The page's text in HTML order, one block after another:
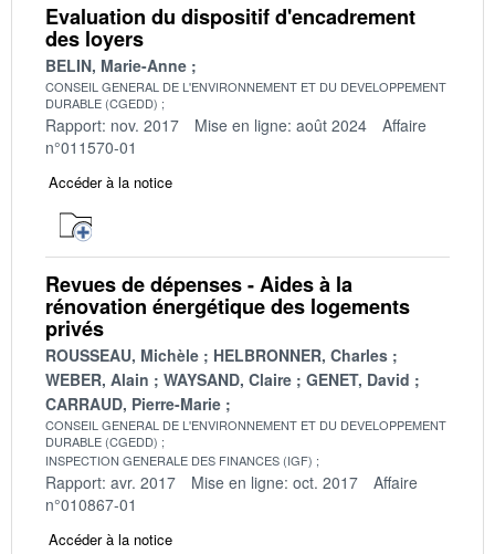
Evaluation du dispositif d'encadrement
des loyers
BELIN, Marie-Anne
CONSEIL GENERAL DE L'ENVIRONNEMENT ET DU DEVELOPPEMENT
DURABLE (CGEDD)
Rapport: nov. 2017 Mise en ligne: août 2024
Affaire
n°011570-01
Accéder à la notice
Revues de dépenses - Aides à la
rénovation énergétique des logements
privés
ROUSSEAU, Michèle
HELBRONNER, Charles
WEBER, Alain
WAYSAND, Claire
GENET, David
CARRAUD, Pierre-Marie
CONSEIL GENERAL DE L'ENVIRONNEMENT ET DU DEVELOPPEMENT
DURABLE (CGEDD)
INSPECTION GENERALE DES FINANCES (IGF)
Rapport: avr. 2017 Mise en ligne: oct. 2017
Affaire
n°010867-01
Accéder à la notice